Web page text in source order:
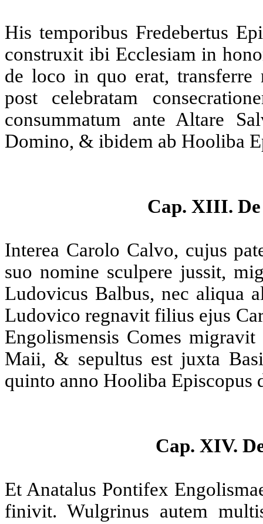
His temporibus Fredebertus
construxit ibi Ecclesiam in
de loco in quo erat, transferre
post celebratam
consummatum ante Altare
Domino, & ibidem ab Hooliba
Cap. XIII.
Interea Carolo Calvo, cujus
suo nomine sculpere jussit,
Ludovicus Balbus, nec aliqua
Ludovico regnavit filius ejus
Engolismensis Comes
Maii, & sepultus est juxta
quinto anno Hooliba Episcopus
Cap. XIV.
Et Anatalus Pontifex
finivit. Wulgrinus autem